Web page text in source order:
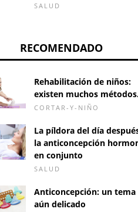
SALUD
RECOMENDADO
Rehabilitación de niños:
existen muchos
CORTAR-Y-NIÑO
La píldora del día
la anticoncepción
en conjunto
SALUD
Anticoncepción: un tema
aún delicado